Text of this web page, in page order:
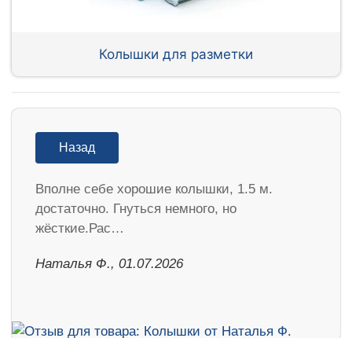
Колышки для разметки
Назад
Вполне себе хорошие колышки, 1.5 м.
достаточно. Гнуться немного, но
жёсткие.Рас…
Наталья Ф., 01.07.2026